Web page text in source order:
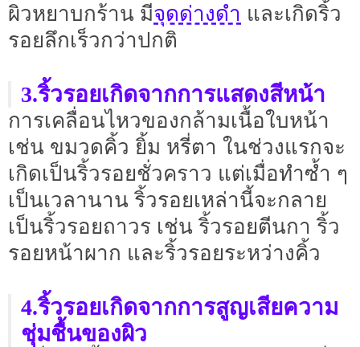
ผิวหยาบกร้าน มีจุดด่างดำ และเกิดริ้ว
รอยลึกเร็วกว่าปกติ
3.ริ้วรอยเกิดจากการแสดงสีหน้า
การเคลื่อนไหวของกล้ามเนื้อใบหน้า
เช่น ขมวดคิ้ว ยิ้ม หรี่ตา ในช่วงแรกจะ
เกิดเป็นริ้วรอยชั่วคราว แต่เมื่อทำซ้ำ ๆ
เป็นเวลานาน ริ้วรอยเหล่านี้จะกลาย
เป็นริ้วรอยถาวร เช่น ริ้วรอยตีนกา ริ้ว
รอยหน้าผาก และริ้วรอยระหว่างคิ้ว
4.ริ้วรอยเกิดจากการสูญเสียความ
ชุ่มชื้นของผิว